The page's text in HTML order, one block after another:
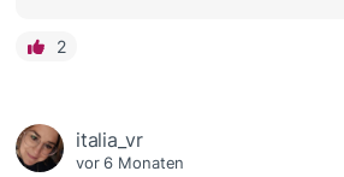
2
italia_vr
vor 6 Monaten